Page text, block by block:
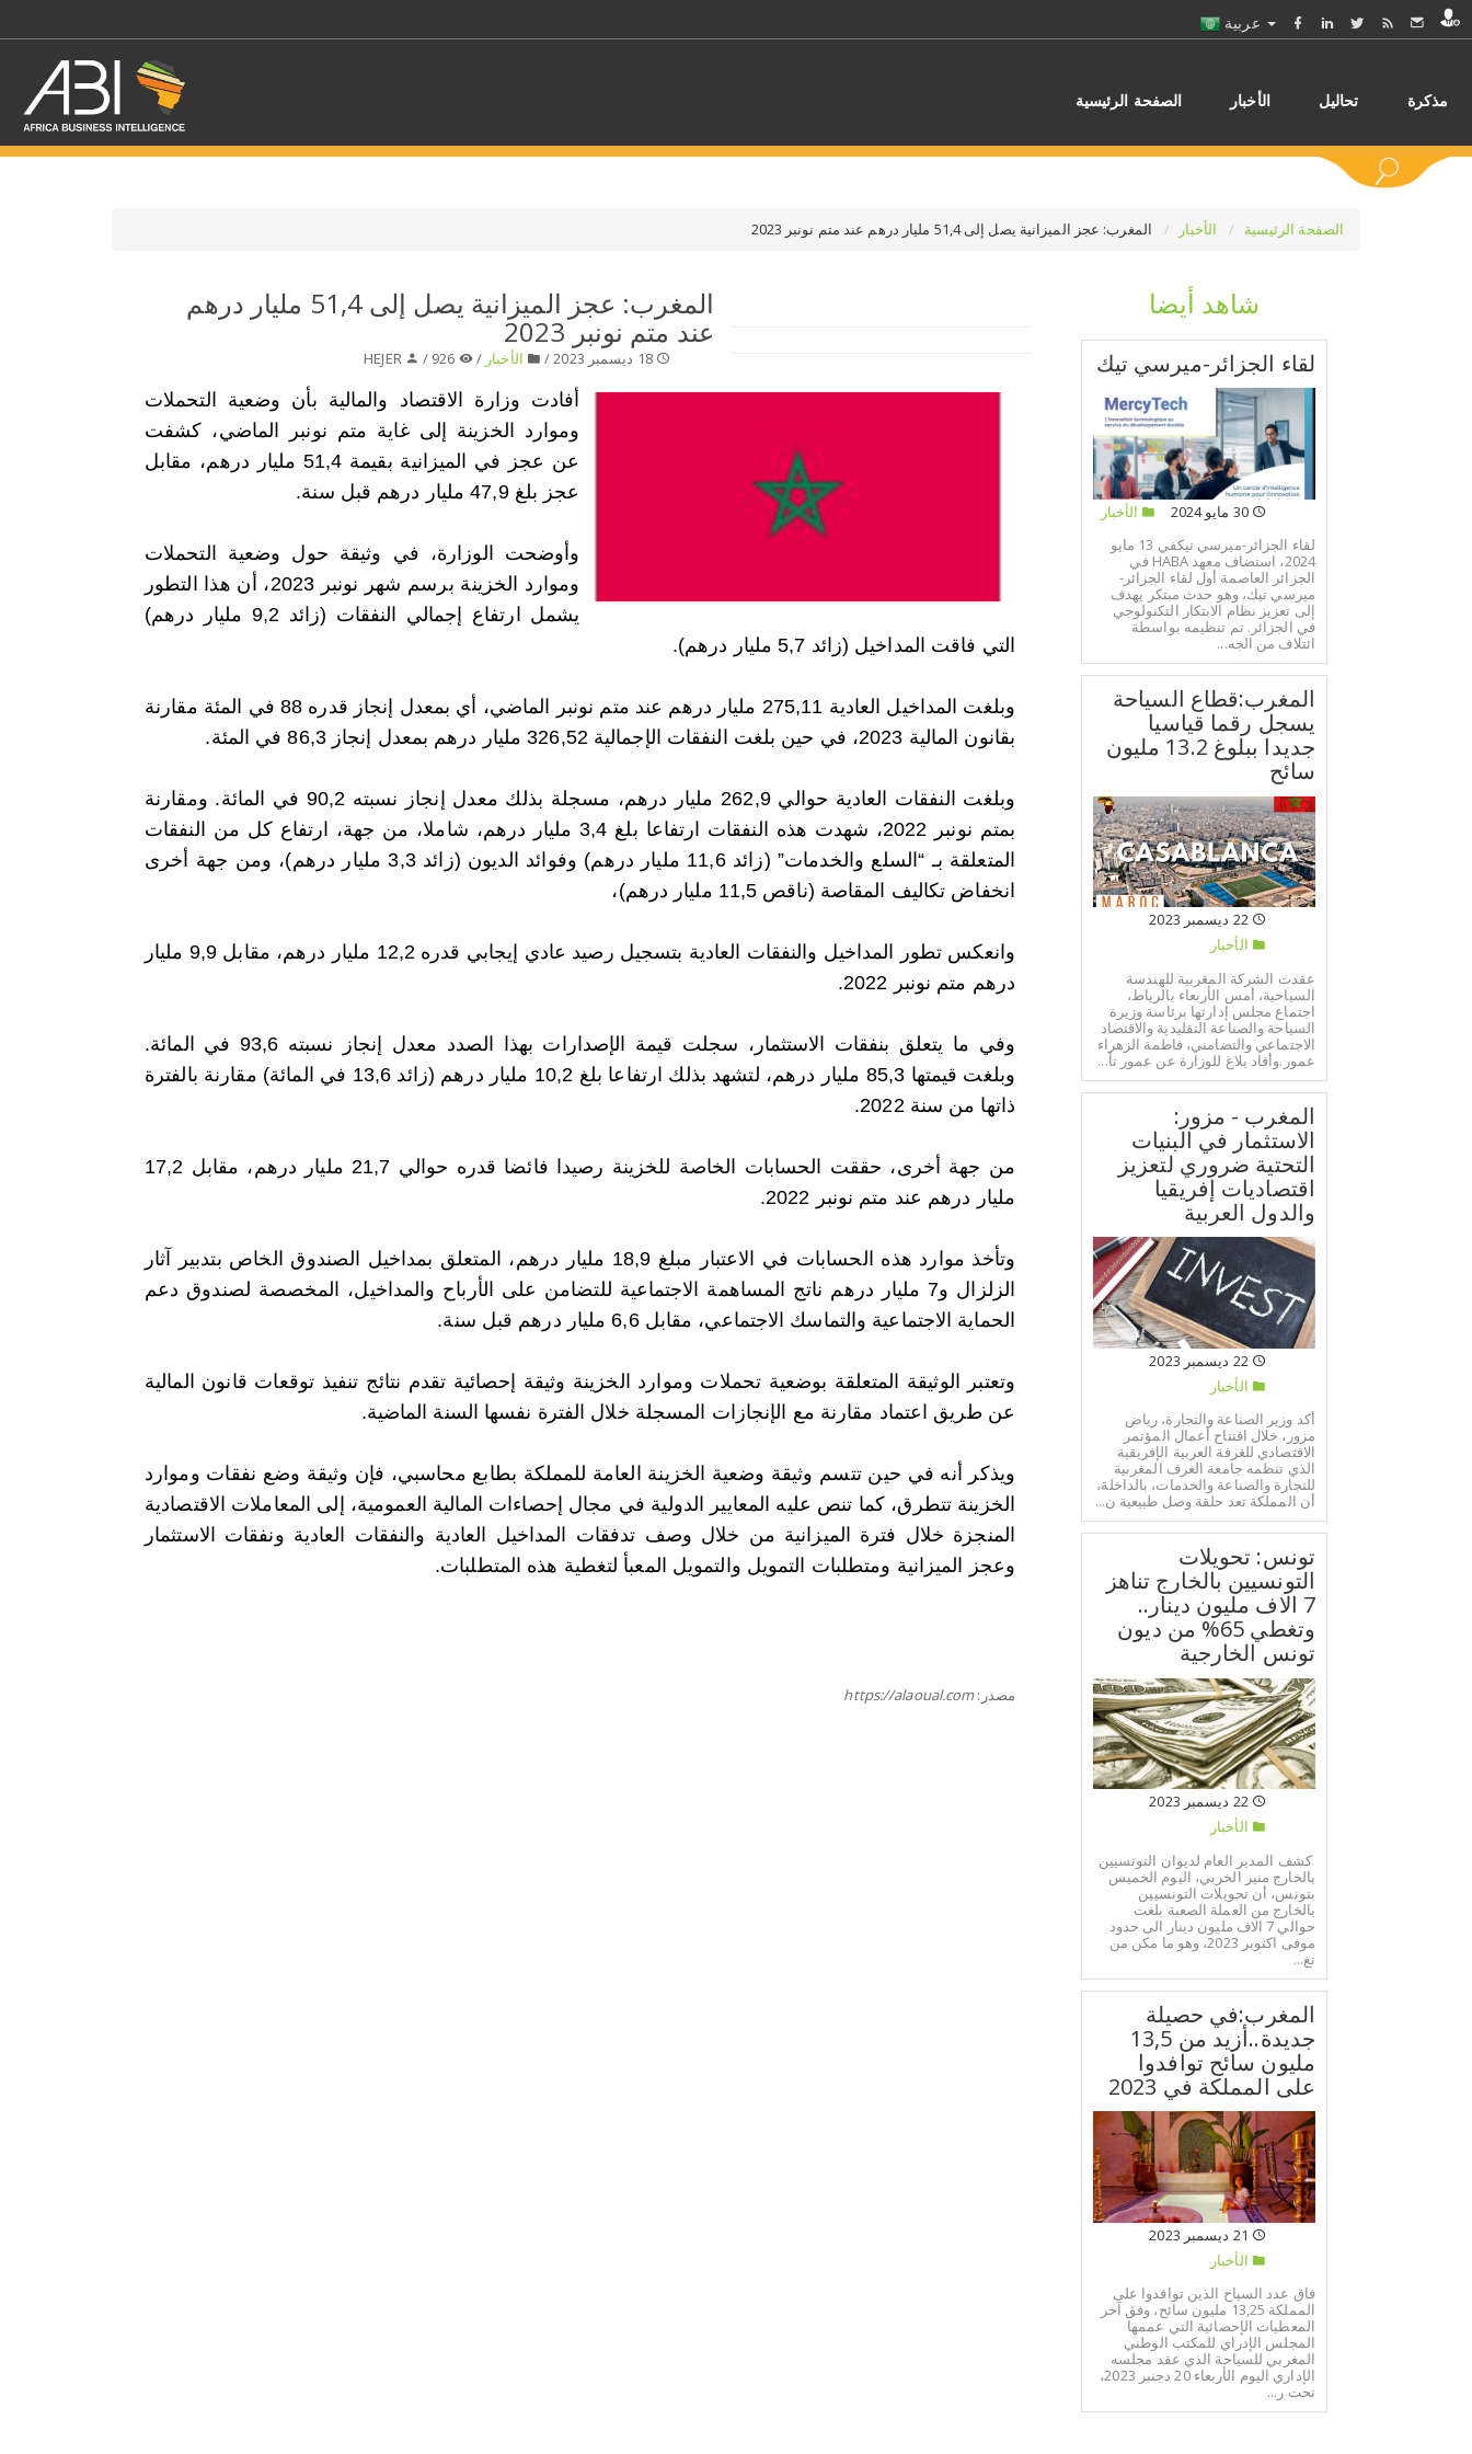
الصفحة الرئيسية الأخبار تحاليل مذكرة
اختر قطاع / القطاعات
حدد الفئة
الصفحة الرئيسية الأخبار المغرب: عجز الميزانية يصل إلى 51,4 مليار درهم عند متم نونبر 2023
المغرب: عجز الميزانية يصل إلى 51,4 مليار درهم
عند متم نونبر 2023
18 ديسمبر 2023 / الأخبار /
أفادت وزارة الاقتصاد والمالية بأن وضعية التحملات
وموارد الخزينة إلى غاية متم نونبر الماضي، كشفت
عن عجز في الميزانية بقيمة 51,4 مليار درهم، مقابل
عجز بلغ 47,9 مليار درهم قبل سنة.
وأوضحت الوزارة، في وثيقة حول وضعية التحملات
وموارد الخزينة برسم شهر نونبر 2023، أن هذا التطور
يشمل ارتفاع إجمالي النفقات (زائد 9,2 مليار درهم)
التي فاقت المداخيل (زائد 5,7 مليار درهم).
وبلغت المداخيل العادية 275,11 مليار درهم عند متم نونبر الماضي، أي بمعدل إنجاز قدره 88 في المئة مقارنة
بقانون المالية 2023، في حين بلغت النفقات الإجمالية 326,52 مليار درهم بمعدل إنجاز 86,3 في المئة.
وبلغت النفقات العادية حوالي 262,9 مليار درهم، مسجلة بذلك معدل إنجاز نسبته 90,2 في المائة. ومقارنة
بمتم نونبر 2022، شهدت هذه النفقات ارتفاعا بلغ 3,4 مليار درهم، شاملا، من جهة، ارتفاع كل من النفقات
المتعلقة بـ “السلع والخدمات” (زائد 11,6 مليار درهم) وفوائد الديون (زائد 3,3 مليار درهم)، ومن جهة أخرى
انخفاض تكاليف المقاصة (ناقص 11,5 مليار درهم)،
وانعكس تطور المداخيل والنفقات العادية بتسجيل رصيد عادي إيجابي قدره 12,2 مليار درهم، مقابل 9,9 مليار
درهم متم نونبر 2022.
وفي ما يتعلق بنفقات الاستثمار، سجلت قيمة الإصدارات بهذا الصدد معدل إنجاز نسبته 93,6 في المائة.
وبلغت قيمتها 85,3 مليار درهم، لتشهد بذلك ارتفاعا بلغ 10,2 مليار درهم (زائد 13,6 في المائة) مقارنة بالفترة
ذاتها من سنة 2022.
من جهة أخرى، حققت الحسابات الخاصة للخزينة رصيدا فائضا قدره حوالي 21,7 مليار درهم، مقابل 17,2
مليار درهم عند متم نونبر 2022.
وتأخذ موارد هذه الحسابات في الاعتبار مبلغ 18,9 مليار درهم، المتعلق بمداخيل الصندوق الخاص بتدبير آثار
الزلزال و7 مليار درهم ناتج المساهمة الاجتماعية للتضامن على الأرباح والمداخيل، المخصصة لصندوق دعم
الحماية الاجتماعية والتماسك الاجتماعي، مقابل 6,6 مليار درهم قبل سنة.
وتعتبر الوثيقة المتعلقة بوضعية تحملات وموارد الخزينة وثيقة إحصائية تقدم نتائج تنفيذ توقعات قانون المالية
عن طريق اعتماد مقارنة مع الإنجازات المسجلة خلال الفترة نفسها السنة الماضية.
ويذكر أنه في حين تتسم وثيقة وضعية الخزينة العامة للمملكة بطابع محاسبي، فإن وثيقة وضع نفقات وموارد
الخزينة تتطرق، كما تنص عليه المعايير الدولية في مجال إحصاءات المالية العمومية، إلى المعاملات الاقتصادية
المنجزة خلال فترة الميزانية من خلال وصف تدفقات المداخيل العادية والنفقات العادية ونفقات الاستثمار
وعجز الميزانية ومتطلبات التمويل والتمويل المعبأ لتغطية هذه المتطلبات.
مصدر:https://alaoual.com
شاهد أيضا
لقاء الجزائر-ميرسي تيك
30 مايو 2024
الأخبار
لقاء الجزائر-ميرسي تيكفي 13 مايو
2024، استضاف معهد HABA في
الجزائر العاصمة أول لقاء الجزائر-
ميرسي تيك، وهو حدث مبتكر يهدف
إلى تعزيز نظام الابتكار التكنولوجي
في الجزائر. تم تنظيمه بواسطة
ائتلاف من الجه...
المغرب:قطاع السياحة
يسجل رقما قياسيا
جديدا ببلوغ 13.2 مليون
سائح
22 ديسمبر 2023
الأخبار
عقدت الشركة المغربية للهندسة
السياحية، أمس الأربعاء بالرباط،
اجتماع مجلس إدارتها برئاسة وزيرة
السياحة والصناعة التقليدية والاقتصاد
الاجتماعي والتضامني، فاطمة الزهراء
عمور.وأفاد بلاغ للوزارة عن عمور تأ...
المغرب - مزور:
الاستثمار في البنيات
التحتية ضروري لتعزيز
اقتصاديات إفريقيا
والدول العربية
الأخبار
أكد وزير الصناعة والتجارة، رياض
مزور، خلال افتتاح أعمال المؤتمر
الاقتصادي للغرفة العربية الإفريقية
الذي تنظمه جامعة الغرف المغربية
للتجارة والصناعة والخدمات، بالداخلة،
أن المملكة تعد حلقة وصل طبيعية ن...
تونس: تحويلات
التونسيين بالخارج تناهز
7 الاف مليون دينار..
وتغطي 65% من ديون
تونس الخارجية
22 ديسمبر 2023
الأخبار
كشف المدير العام لديوان التونسيين
بالخارج منير الخربي، اليوم الخميس
بتونس، أن تحويلات التونسيين
بالخارج من العملة الصعبة بلغت
حوالي 7 الاف مليون دينار الى حدود
موفى اكتوبر 2023، وهو ما مكن من
تغ...
المغرب:في حصيلة
جديدة..أزيد من 13,5
مليون سائح توافدوا
على المملكة في 2023
الأخبار
فاق عدد السياح الذين توافدوا على
المملكة 13,25 مليون سائح، وفق آخر
المعطيات الإحصائية التي عممها
المجلس الإدراي للمكتب الوطني
المغربي للسياحة الذي عقد مجلسه
الإداري اليوم الأربعاء 20 دجنبر 2023،
تحت ر...